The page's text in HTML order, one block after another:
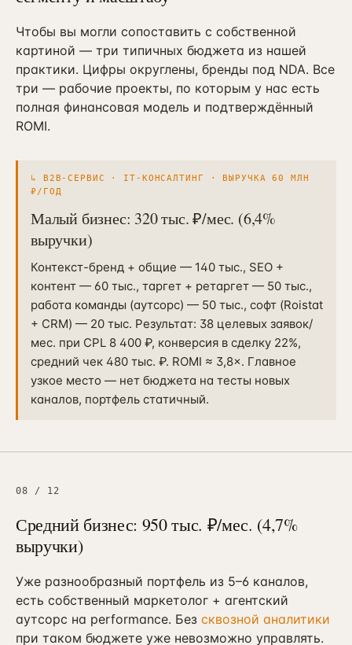
Чтобы вы могли сопоставить с собственной
картиной — три типичных бюджета из нашей
практики. Цифры округлены, бренды под NDA. Все
три — рабочие проекты, по которым у нас есть
полная финансовая модель и подтверждённый
ROMI.
↳ B2B-СЕРВИС · IT-КОНСАЛТИНГ · ВЫРУЧКА 60 МЛН
₽/ГОД
Малый бизнес: 320 тыс. ₽/мес. (6,4%
выручки)
Контекст-бренд + общие — 140 тыс., SEO +
контент — 60 тыс., таргет + ретаргет — 50 тыс.,
работа команды (аутсорс) — 50 тыс., софт (Roistat
+ CRM) — 20 тыс. Результат: 38 целевых заявок/
мес. при CPL 8 400 ₽, конверсия в сделку 22%,
средний чек 480 тыс. ₽. ROMI ≈ 3,8×. Главное
узкое место — нет бюджета на тесты новых
каналов, портфель статичный.
08 / 12
Средний бизнес: 950 тыс. ₽/мес. (4,7%
выручки)
Уже разнообразный портфель из 5–6 каналов,
есть собственный маркетолог + агентский
аутсорс на performance. Без сквозной аналитики
при таком бюджете уже невозможно управлять.